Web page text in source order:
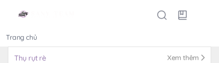
Trang chủ
Thụ rụt rè Xem thêm